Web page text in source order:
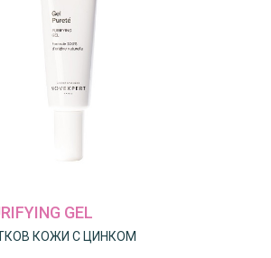
GEL
КОЖИ С ЦИНКОМ